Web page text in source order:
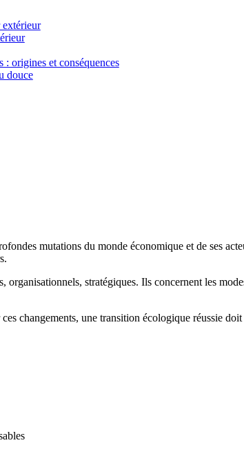
: origines et conséquences
douce
mutations du monde économique et de ses
organisationnels, stratégiques. Ils concernent les
changements, une transition écologique réussie